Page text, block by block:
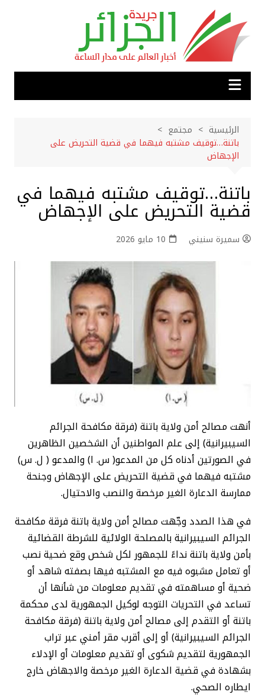
المحتوى
الرئيسية
مجتمع
باتنة…توقيف مشتبه فيهما في قضية التحريض على
الإجهاض
باتنة…توقيف مشتبه فيهما في
قضية التحريض على الإجهاض
سميرة سنيني 10 مايو 2026
أنهت مصالح أمن ولاية باتنة (فرقة مكافحة الجرائم
السيبيرانية) إلى علم المواطنين أن الشخصين الظاهرين
في الصورتين أدناه كل من المدعو( س. ا) والمدعو ( ل. س)
مشتبه فيهما في قضية التحريض على الإجهاض وجنحة
ممارسة الدعارة الغير مرخصة والنصب والاحتيال.
في هذا الصدد وجّهت مصالح أمن ولاية باتنة فرقة مكافحة
الجرائم السيبيرانية بالمصلحة الولائية للشرطة القضائية
بأمن ولاية باتنة نداءً للجمهور لكل شخص وقع ضحية نصب
أو تعامل مشبوه فيه مع المشتبه فيها بصفته شاهد أو
ضحية أو مساهمته في تقديم معلومات من شأنها أن
تساعد في التحريات التوجه لوكيل الجمهورية لدى محكمة
باتنة أو التقدم إلى مصالح أمن ولاية باتنة (فرقة مكافحة
الجرائم السيبيرانية) أو إلى أقرب مقر أمني عبر تراب
الجمهورية لتقديم شكوى أو تقديم معلومات أو الإدلاء
بشهادة في قضية الدعارة الغير مرخصة والاجهاض خارج
ايطاره الصحي.